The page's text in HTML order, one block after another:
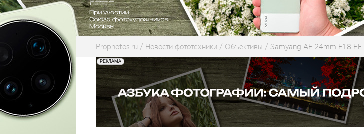
Prophotos.ru Новости фототехники Объективы Samyang AF 24mm F1.8